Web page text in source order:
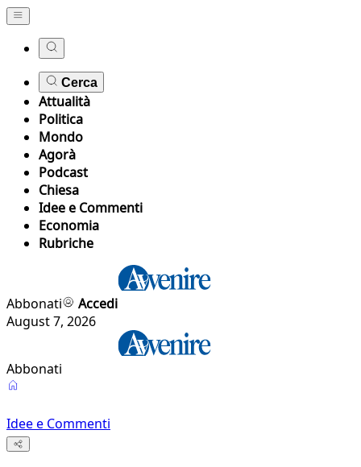
Cerca
Attualità
Politica
Mondo
Agorà
Podcast
Chiesa
Idee e Commenti
Economia
Rubriche
Abbonati
Accedi
August 7, 2026
Abbonati
Idee e Commenti